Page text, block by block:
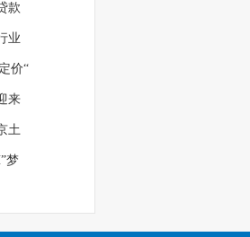
款
业
价“
来
土
梦